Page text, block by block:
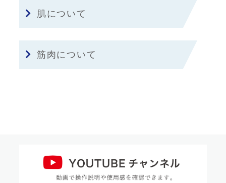
肌について
筋肉について